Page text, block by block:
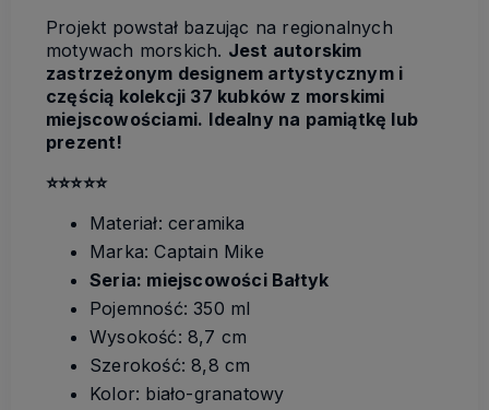
Projekt powstał bazując na regionalnych
motywach morskich. Jest autorskim
zastrzeżonym designem artystycznym i
częścią kolekcji 37 kubków z morskimi
miejscowościami. Idealny na pamiątkę lub
prezent!
⭐️⭐️⭐️⭐️⭐️
Materiał: ceramika
Marka: Captain Mike
Seria: miejscowości Bałtyk
Pojemność: 350 ml
Wysokość: 8,7 cm
Szerokość: 8,8 cm
Kolor: biało-granatowy